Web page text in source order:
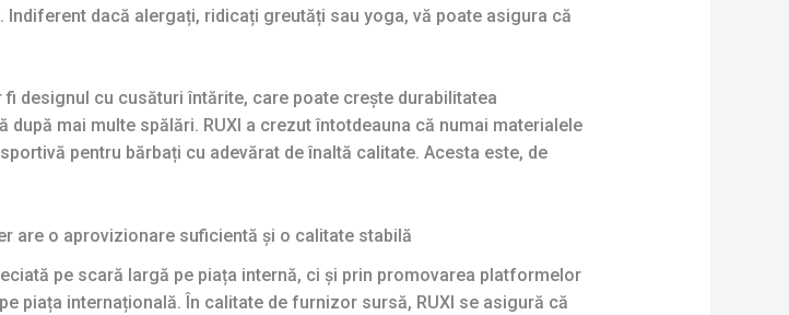
dacă alergați, ridicați greutăți sau yoga, vă poate asigura că
designul cu cusături întărite, care poate crește durabilitatea
mai multe spălări. RUXI a crezut întotdeauna că numai materialele
pentru bărbați cu adevărat de înaltă calitate. Acesta este, de
are o aprovizionare suficientă și o calitate stabilă
pe scară largă pe piața internă, ci și prin promovarea platformelor
piața internațională. În calitate de furnizor sursă, RUXI se asigură că